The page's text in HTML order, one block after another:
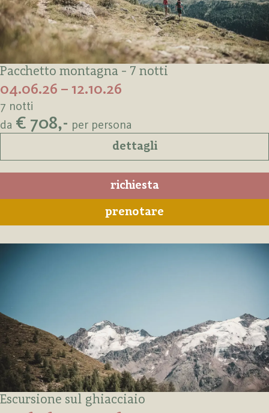
Pacchetto montagna - 7 notti
04.06.26 – 12.10.26
7 notti
da € 708,- per persona
dettagli
richiesta
prenotare
Escursione sul ghiacciaio